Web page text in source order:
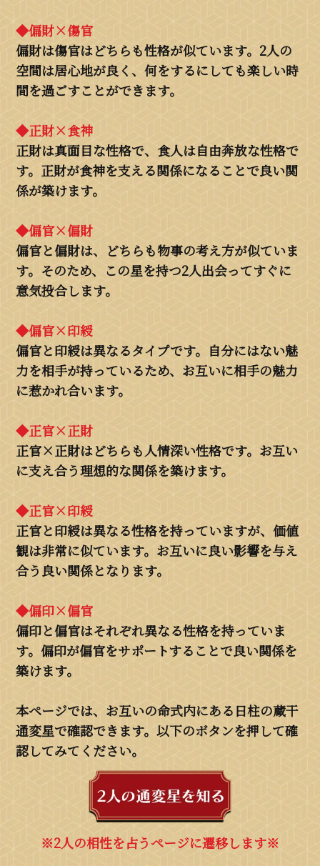
◆偏財×傷官
偏財は傷官はどちらも性格が似ています。2人の
空間は居心地が良く、何をするにしても楽しい時
間を過ごすことができます。
◆正財×食神
正財は真面目な性格で、食人は自由奔放な性格で
す。正財が食神を支える関係になることで良い関
係が築けます。
◆偏官×偏財
偏官と偏財は、どちらも物事の考え方が似ていま
す。そのため、この星を持つ2人出会ってすぐに
意気投合します。
◆偏官×印綬
偏官と印綬は異なるタイプです。自分にはない魅
力を相手が持っているため、お互いに相手の魅力
に惹かれ合います。
◆正官×正財
正官×正財はどちらも人情深い性格です。お互い
に支え合う理想的な関係を築けます。
◆正官×印綬
正官と印綬は異なる性格を持っていますが、価値
観は非常に似ています。お互いに良い影響を与え
合う良い関係となります。
◆偏印×偏官
偏印と偏官はそれぞれ異なる性格を持っていま
す。偏印が偏官をサポートすることで良い関係を
築けます。
本ページでは、お互いの命式内にある日柱の蔵干
通変星で確認できます。以下のボタンを押して確
認してみてください。
※2人の相性を占うページに遷移します※